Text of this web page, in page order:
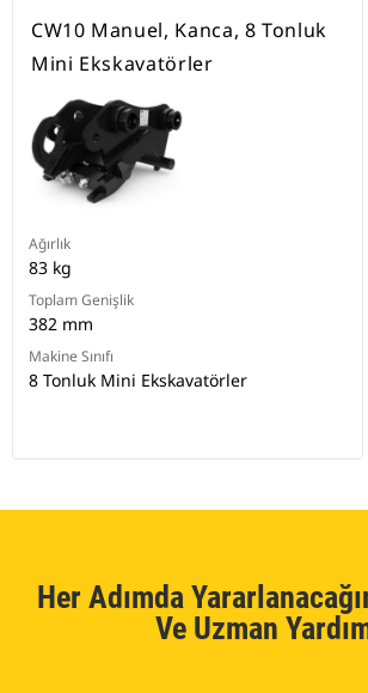
CW10 Manuel, Kanca, 8 Tonluk
Mini Ekskavatörler
Ağırlık
83 kg
Toplam Genişlik
382 mm
Makine Sınıfı
8 Tonluk Mini Ekskavatörler
Her Adımda
Ve Uzman